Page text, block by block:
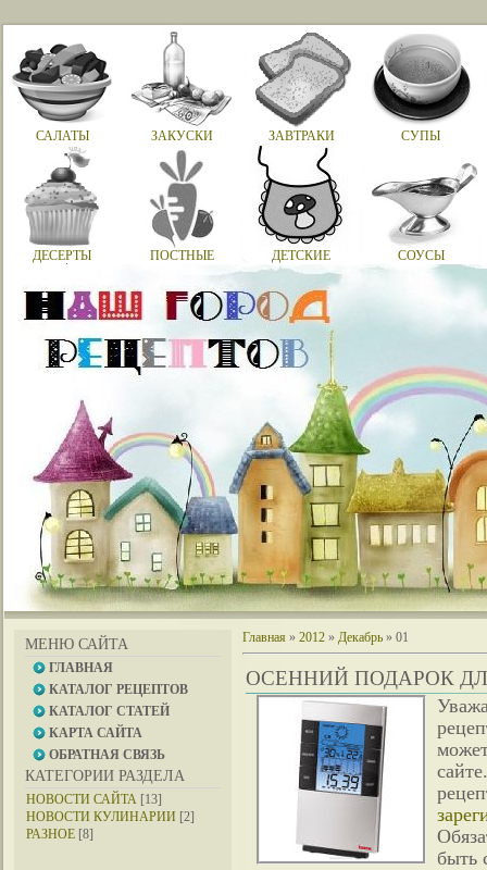
САЛАТЫ ЗАКУСКИ ЗАВТРАКИ СУПЫ
ДЕСЕРТЫ ПОСТНЫЕ ДЕТСКИЕ СОУСЫ
МЕНЮ САЙТА
ГЛАВНАЯ
КАТАЛОГ РЕЦЕПТОВ
КАТАЛОГ СТАТЕЙ
КАРТА САЙТА
ОБРАТНАЯ СВЯЗЬ
КАТЕГОРИИ РАЗДЕЛА
НОВОСТИ САЙТА [13]
НОВОСТИ КУЛИНАРИИ [2]
РАЗНОЕ [8]
Главная » 2012 » Декабрь » 01
ОСЕННИЙ ПОДАРОК
быть